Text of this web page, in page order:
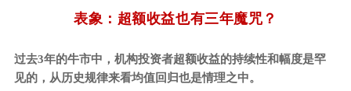
表象：超额收益也有三年魔咒？
过去3年的牛市中，机构投资者超额收益的持续性和幅度是罕
见的，从历史规律来看均值回归也是情理之中。